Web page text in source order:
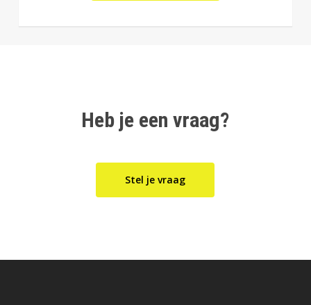
Heb je een vraag?
Stel je vraag